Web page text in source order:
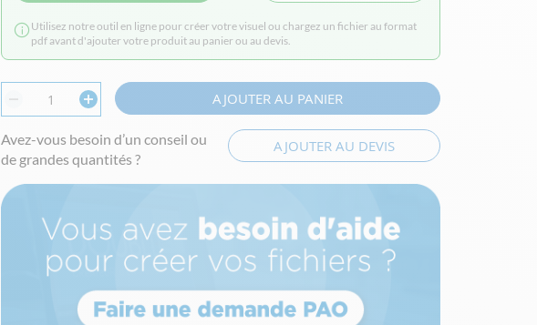
Utilisez notre outil en ligne pour créer votre visuel ou chargez un fichier au format
pdf avant d'ajouter votre produit au panier ou au devis.
AJOUTER AU PANIER
Avez-vous besoin d’un conseil ou
de grandes quantités ?
AJOUTER AU DEVIS